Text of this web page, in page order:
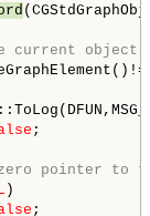
object is
;
pointer to
)
;